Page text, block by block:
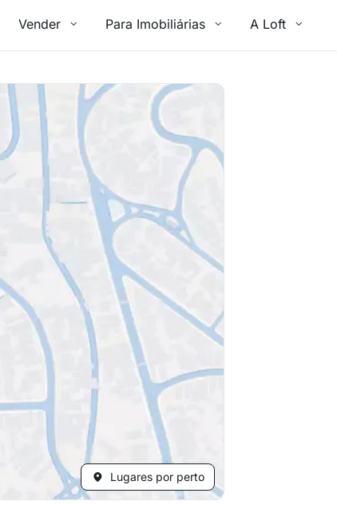
Vender Para Imobiliárias A Loft
Lugares por perto